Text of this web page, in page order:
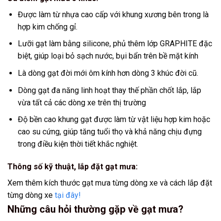
Được làm từ nhựa cao cấp với khung xương bên trong là
hợp kim chống gỉ.
Lưỡi gạt làm bằng silicone, phủ thêm lớp GRAPHITE đặc
biệt, giúp loại bỏ sạch nước, bụi bẩn trên bề mặt kính
Là dòng gạt đời mới ôm kính hơn dòng 3 khúc đời cũ.
Dòng gạt đa năng linh hoạt thay thế phần chốt lắp, lắp
vừa tất cả các dòng xe trên thị trường
Độ bền cao khung gạt được làm từ vật liệu hợp kim hoặc
cao su cứng, giúp tăng tuổi thọ và khả năng chịu đựng
trong điều kiện thời tiết khắc nghiệt.
Thông số kỹ thuật, lắp đặt gạt mưa:
Xem thêm kích thước gạt mưa từng dòng xe và cách lắp đặt
từng dòng xe tại đây!
Những câu hỏi thường gặp về gạt mưa?